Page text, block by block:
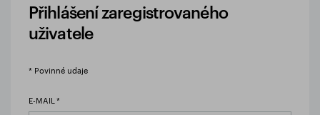
Přihlášení zaregistrovaného
uživatele
* Povinné udaje
E-MAIL